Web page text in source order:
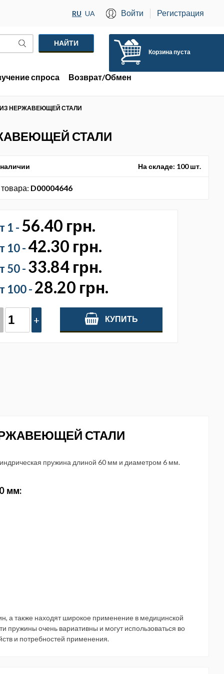
RU UA Войти Регистрация
Корзина пуста
спроса Возврат/Обмен
ИЗ НЕРЖАВЕЮЩЕЙ СТАЛИ
СТАЛИ
На складе: 100 шт.
D00004646
1 - 56.40 грн.
10 -42.30 грн.
50 - 33.84 грн.
100 - 28.20 грн.
+ КУПИТЬ
СТАЛИ
пружина длиной 60 мм и диаметром 6 мм.
мм:
а также находят широкое применение в медицинской
пружины очень вариативны и могут использоваться во
и потребностей применения.